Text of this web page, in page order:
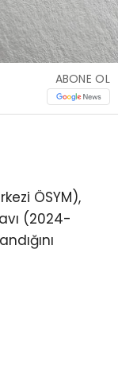
ABONE OL
ÖSYM),
(2024-